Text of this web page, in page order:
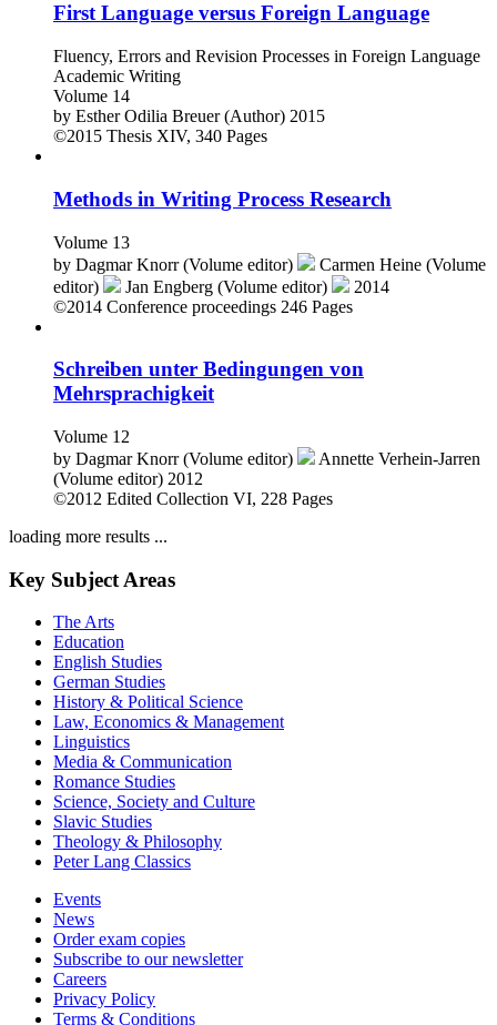
First Language versus Foreign Language
Fluency, Errors and Revision Processes in Foreign Language
Academic Writing
Volume 14
by Esther Odilia Breuer (Author) 2015
©2015 Thesis XIV, 340 Pages
Methods in Writing Process Research
Volume 13
by Dagmar Knorr (Volume editor)
Carmen Heine (Volume
editor)
Jan Engberg (Volume editor)
2014
©2014 Conference proceedings 246 Pages
Schreiben unter Bedingungen von
Mehrsprachigkeit
Volume 12
by Dagmar Knorr (Volume editor)
Annette Verhein-Jarren
(Volume editor) 2012
©2012 Edited Collection VI, 228 Pages
loading more results ...
Key Subject Areas
The Arts
Education
English Studies
German Studies
History & Political Science
Law, Economics & Management
Linguistics
Media & Communication
Romance Studies
Science, Society and Culture
Slavic Studies
Theology & Philosophy
Peter Lang Classics
Events
News
Order exam copies
Subscribe to our newsletter
Careers
Privacy Policy
Terms & Conditions